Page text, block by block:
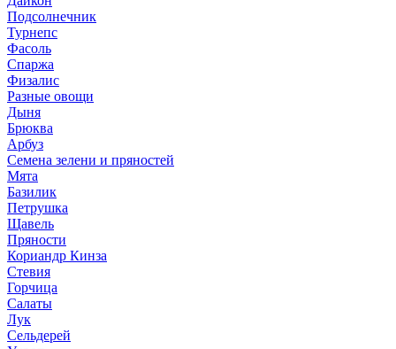
Подсолнечник
Турнепс
Фасоль
Спаржа
Физалис
Разные овощи
Дыня
Брюква
Арбуз
Семена зелени и пряностей
Мята
Базилик
Петрушка
Щавель
Пряности
Кориандр Кинза
Стевия
Горчица
Салаты
Лук
Сельдерей